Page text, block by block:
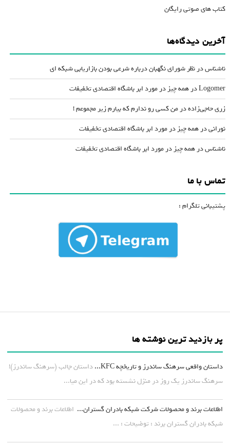
کتاب های صوتی رایگان
آخرین دیدگاه‌ها
ناشناسدرنظر شورای نگهبان درباره شرعی بودن بازاریابی شبکه ای
Logomerدرهمه چیز در مورد ابر باشگاه اقتصادی تخفیفات
زری حاجی‌زادهدرمن کسی رو ندارم که بیارم زیر مجموعم !
نورانیدرهمه چیز در مورد ابر باشگاه اقتصادی تخفیفات
ناشناسدرهمه چیز در مورد ابر باشگاه اقتصادی تخفیفات
تماس با ما
پشتیبانی تلگرام :
پر بازدید ترین نوشته ها
داستان واقعی سرهنگ ساندرز و تاریخچه KFC...
داستان جالب (سرهنگ ساندرز)!
سرهنگ ساندرز یک روز در منزل نشسته بود که در این میا...
اطلاعات برند و محصولات شرکت شبکه بادران گستران... اطلاعات برند و محصولات
شبکه بادران گستران برند : توضیحات : ...